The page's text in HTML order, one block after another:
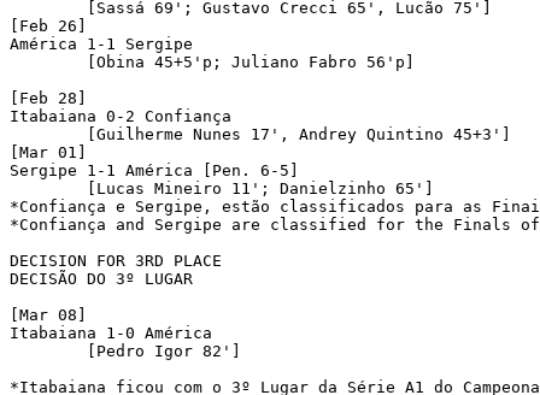
[Feb 26]
América 1-1 Sergipe
[Feb 28]
Itabaiana 0-2 Confiança
[Mar 01]
Sergipe 1-1 América [Pen. 6-5]
*Confiança e Sergipe, estão classificados para as
*Confiança and Sergipe are classified for the Finals of
DECISION FOR 3RD PLACE
DECISÃO DO 3º LUGAR
[Mar 08]
Itabaiana 1-0 América
*Itabaiana ficou com o 3º Lugar da Série A1 do